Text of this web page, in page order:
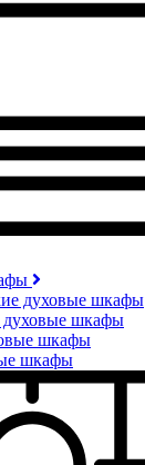
духовые шкафы
шкафы
шкафы
шкафы